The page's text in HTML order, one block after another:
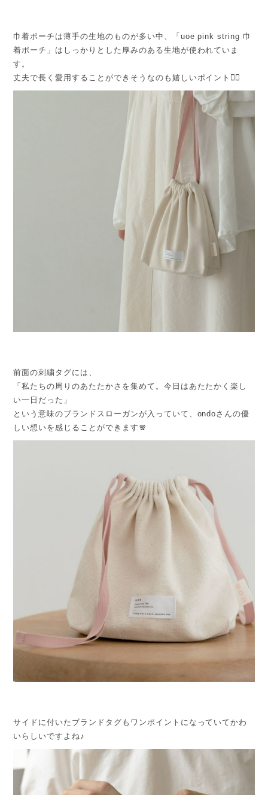
巾着ポーチは薄手の生地のものが多い中、「uoe pink string 巾
着ポーチ」はしっかりとした厚みのある生地が使われていま
す。
丈夫で長く愛用することができそうなのも嬉しいポイント🙆‍♀️
前面の刺繍タグには、
「私たちの周りのあたたかさを集めて。今日はあたたかく楽し
い一日だった」
という意味のブランドスローガンが入っていて、ondoさんの優
しい想いを感じることができます🧣
サイドに付いたブランドタグもワンポイントになっていてかわ
いらしいですよね♪